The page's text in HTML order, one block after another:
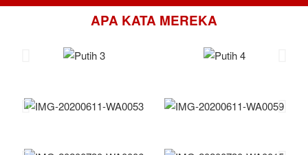
APA KATA MEREKA